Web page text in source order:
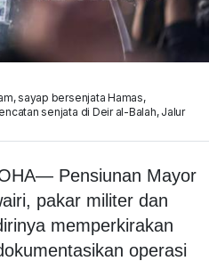
sayap bersenjata Hamas,
senjata di Deir al-Balah, Jalur
Pensiunan Mayor
pakar militer dan
memperkirakan
operasi